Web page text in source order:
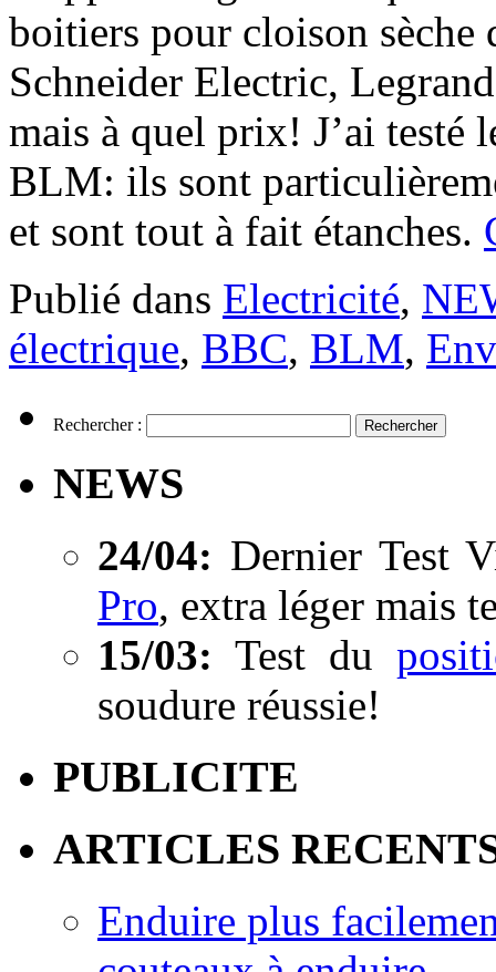
boitiers pour cloison sèche
Schneider Electric,
mais à quel prix! J’ai testé
BLM: ils sont
et sont tout à fait étanches.
Publié dans Electricité,
électrique, BBC, BLM,
Rechercher :
NEWS
24/04: Dernier Test
Pro, extra léger mais
15/03: Test du
soudure réussie!
PUBLICITE
ARTICLES
Enduire plus